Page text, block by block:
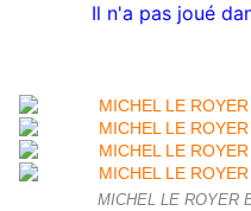
Il n'a pas joué
MICHEL LE ROYER